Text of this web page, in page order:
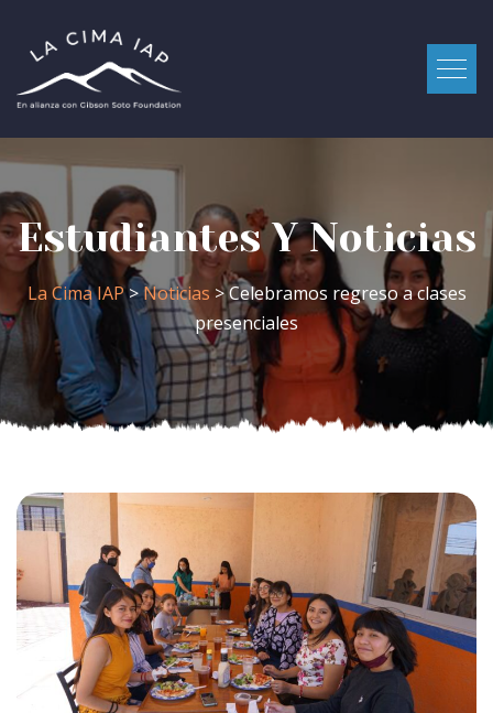
Estudiantes Y Noticias
La Cima IAP>Noticias > Celebramos regreso a clases
presenciales